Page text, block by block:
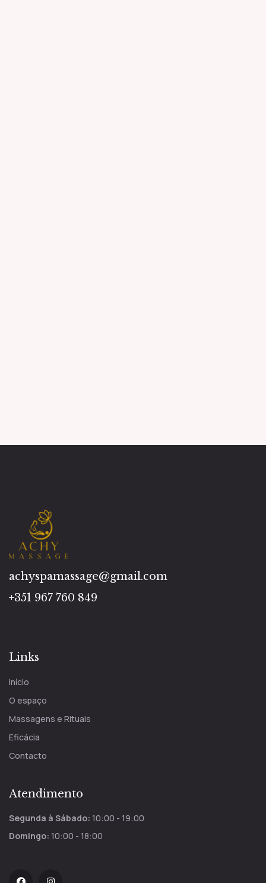
achyspamassage@gmail.com
+351 967 760 849
Links
Início
O espaço
Massagens e Rituais
Eficácia
Contacto
Atendimento
Segunda à Sábado: 10:00 - 19:00
Domingo: 10:00 - 18:00